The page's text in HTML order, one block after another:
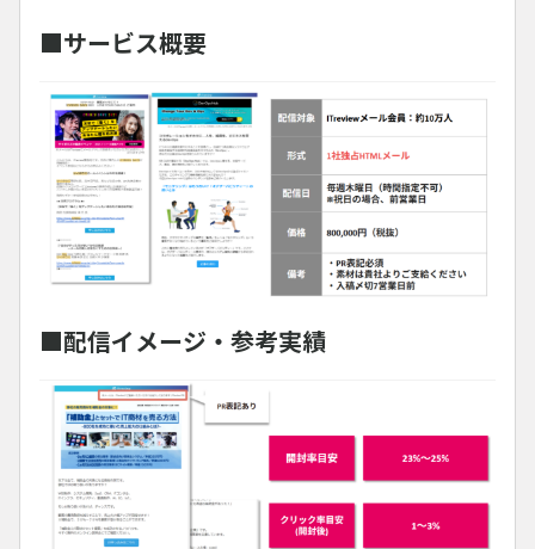
■サービス概要
■配信イメージ・参考実績